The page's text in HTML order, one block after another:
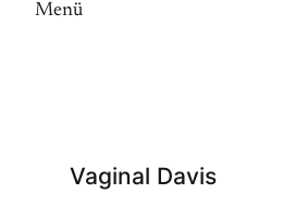
Menü
Vaginal Davis